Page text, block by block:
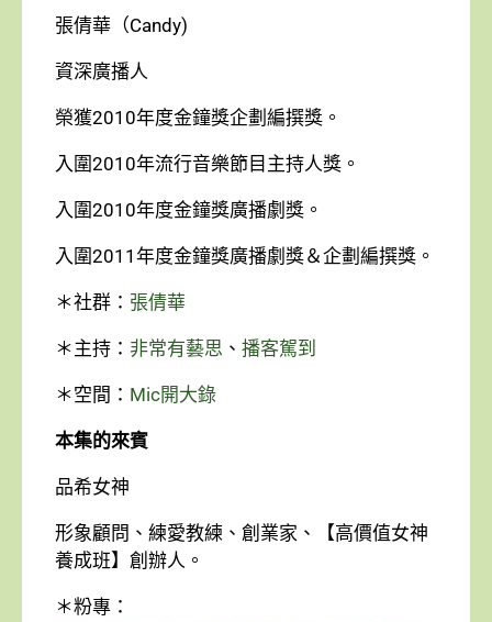
張倩華（Candy)
資深廣播人
榮獲2010年度金鐘獎企劃編撰獎。
入圍2010年流行音樂節目主持人獎。
入圍2010年度金鐘獎廣播劇獎。
入圍2011年度金鐘獎廣播劇獎＆企劃編撰獎。
＊社群： 張倩華
＊主持： 非常有藝思 、 播客駕到
＊空間： Mic開大錄
本集的來賓
品希女神
形象顧問、練愛教練、創業家、【高價值女神
養成班】創辦人。
＊粉專：